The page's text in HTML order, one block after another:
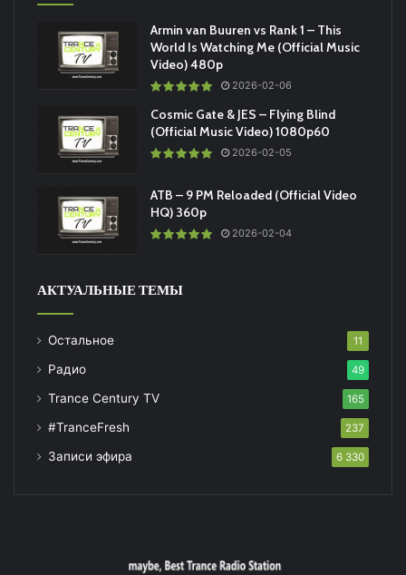
Armin van Buuren vs Rank 1 – This
World Is Watching Me (Official Music
Video) 480p
2026-02-06
Cosmic Gate & JES – Flying Blind
(Official Music Video) 1080p60
2026-02-05
ATB – 9 PM Reloaded (Official Video
HQ) 360p
2026-02-04
АКТУАЛЬНЫЕ ТЕМЫ
Остальное 11
Радио 49
Trance Century TV 165
#TranceFresh 237
Записи эфира 6 330